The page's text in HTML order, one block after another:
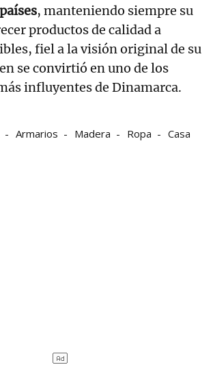
, manteniendo siempre su
productos de calidad a
fiel a la visión original de su
se convirtió en uno de los
influyentes de Dinamarca.
Armarios Madera Ropa Casa